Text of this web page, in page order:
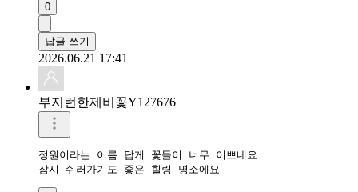
0
답글 쓰기
2026.06.21 17:41
부지런한제비꽃Y127676
정원이라는 이름 답게 꽃들이 너무 이쁘네요
잠시 쉬러가기도 좋은 힐링 명소에요